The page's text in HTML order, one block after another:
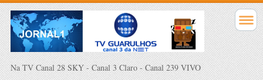
Na TV Canal 28 SKY - Canal 3 Claro - Canal 239 VIVO